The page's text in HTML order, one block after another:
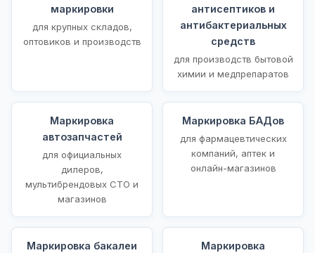
маркировки
для крупных складов,
оптовиков и производств
антисептиков и
антибактериальных
средств
для производств бытовой
химии и медпрепаратов
Маркировка
автозапчастей
для официальных
дилеров,
мультибрендовых СТО и
магазинов
Маркировка БАДов
для фармацевтических
компаний, аптек и
онлайн-магазинов
Маркировка бакалеи
Маркировка